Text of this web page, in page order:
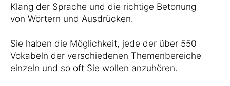
Klang der Sprache und die richtige Betonung
von Wörtern und Ausdrücken.
Sie haben die Möglichkeit, jede der über 550
Vokabeln der verschiedenen Themenbereiche
einzeln und so oft Sie wollen anzuhören.